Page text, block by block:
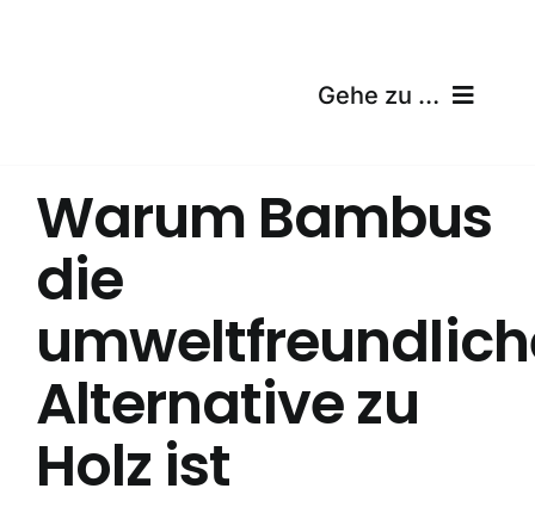
Gehe zu …
Produkte
Zertifizierungen
Versand
Kostenloser Rechner
Warum Bambus
die
Alternative zu
Holz ist